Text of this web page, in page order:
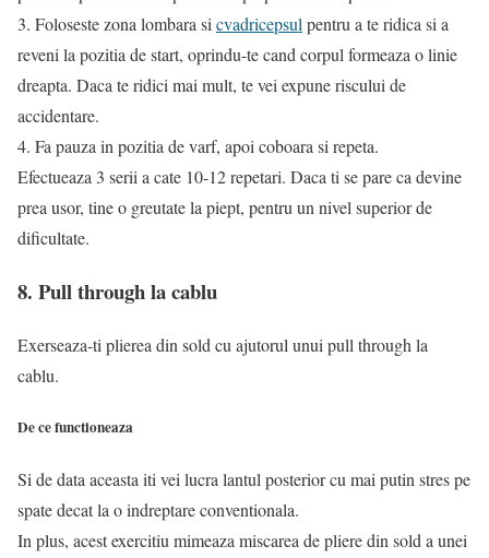
3. Foloseste zona lombara sicvadricepsulpentru a te ridica si a
reveni la pozitia de start, oprindu-te cand corpul formeaza o linie
dreapta. Daca te ridici mai mult, te vei expune riscului de
accidentare.
4. Fa pauza in pozitia de varf, apoi coboara si repeta.
Efectueaza 3 serii a cate 10-12 repetari. Daca ti se pare ca devine
prea usor, tine o greutate la piept, pentru un nivel superior de
dificultate.
8. Pull through la cablu
Exerseaza-ti plierea din sold cu ajutorul unui pull through la
cablu.
De ce functioneaza
Si de data aceasta iti vei lucra lantul posterior cu mai putin stres pe
spate decat la o indreptare conventionala.
In plus, acest exercitiu mimeaza miscarea de pliere din sold a unei